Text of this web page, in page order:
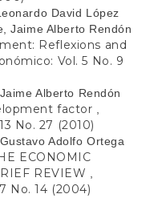
David López
Jaime Alberto Rendón
Reflexions and
Vol. 5 No. 9
Alberto Rendón
factor
No. 27 (2010)
Adolfo Ortega
ECONOMIC
REVIEW
No. 14 (2004)